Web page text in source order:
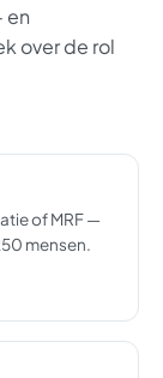
en
over de rol
of MRF —
mensen.